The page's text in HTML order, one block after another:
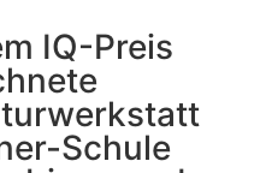
IQ-Preis
Schule